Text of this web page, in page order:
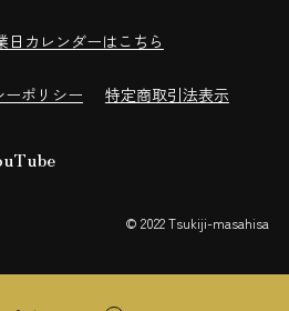
日カレンダーはこちら
ーポリシー 特定商取引法表示
© 2022 Tsukiji-masahisa